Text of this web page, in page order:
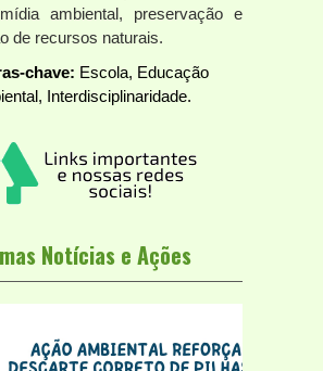
ambiental, preservação e
de recursos naturais.
chave: Escola, Educação
Interdisciplinaridade.
Notícias e Ações